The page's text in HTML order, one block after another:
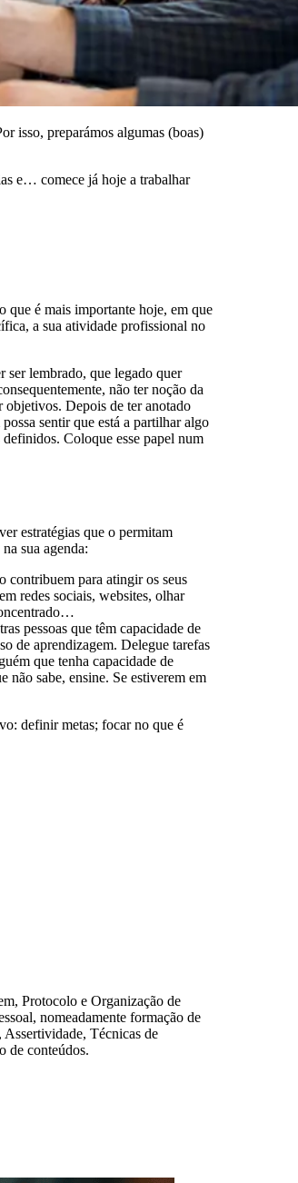
isso, preparámos algumas (boas)
e… comece já hoje a trabalhar
que é mais importante hoje, em que
a sua atividade profissional no
ser lembrado, que legado quer
não ter noção da
objetivos. Depois de ter anotado
sentir que está a partilhar algo
Coloque esse papel num
estratégias que o permitam
sua agenda:
contribuem para atingir os seus
redes sociais, websites, olhar
pessoas que têm capacidade de
de aprendizagem. Delegue tarefas
que tenha capacidade de
não sabe, ensine. Se estiverem em
definir metas; focar no que é
Protocolo e Organização de
nomeadamente formação de
Técnicas de
de conteúdos.